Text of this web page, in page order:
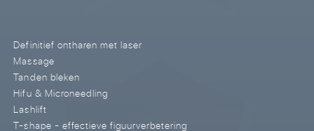
Definitief ontharen met laser
Massage
Tanden bleken
Hifu & Microneedling
Lashlift
T-shape - effectieve figuurverbetering